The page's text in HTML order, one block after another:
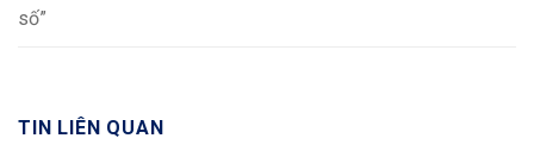
số”
TIN LIÊN QUAN